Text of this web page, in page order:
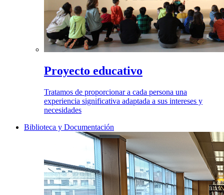
Proyecto educativo
Tratamos de proporcionar a cada persona una
experiencia significativa adaptada a sus intereses y
necesidades
Biblioteca y Documentación